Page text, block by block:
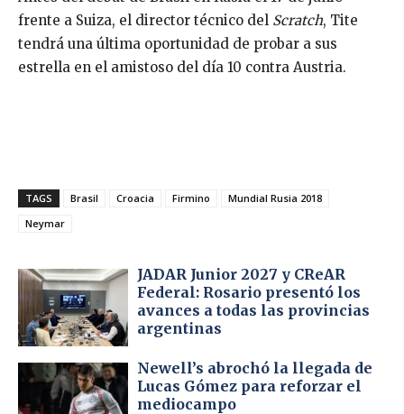
frente a Suiza, el director técnico del Scratch, Tite
tendrá una última oportunidad de probar a sus
estrella en el amistoso del día 10 contra Austria.
TAGS Brasil Croacia Firmino
Mundial Rusia 2018
Neymar
JADAR Junior 2027 y CReAR
Federal: Rosario presentó los
avances a todas las provincias
argentinas
Newell’s abrochó la llegada de
Lucas Gómez para reforzar el
mediocampo